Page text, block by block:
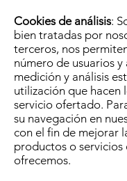
Cookies de análisis:
bien tratadas por
terceros, nos
número de usuarios y
medición y análisis
utilización que hacen
servicio ofertado.
su navegación en
con el fin de mejorar
productos o servicios
ofrecemos.